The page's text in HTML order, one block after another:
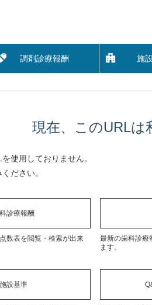
調剤診療報酬 施
現在、このURLは
使用しておりません。
ださい。
診療報酬
数表を閲覧・検索が出来
最新の歯科診療
ます。
施設基準